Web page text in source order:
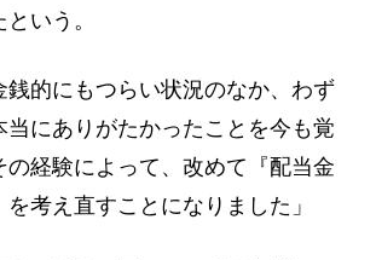
いう。
銭的にもつらい状況のなか、わず
当にありがたかったことを今も覚
の経験によって、改めて『配当金
考え直すことになりました」